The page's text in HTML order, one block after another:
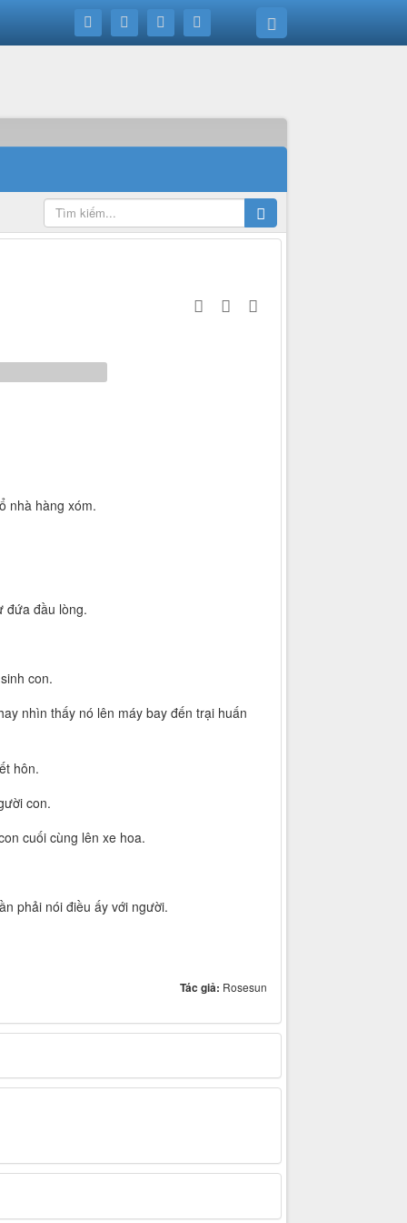
nhà hàng xóm.
đứa đầu lòng.
con.
nhìn thấy nó lên máy bay đến trại huấn
hôn.
con.
cuối cùng lên xe hoa.
phải nói điều ấy với người.
Tác giả: Rosesun